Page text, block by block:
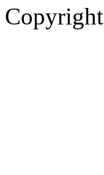
Copyright